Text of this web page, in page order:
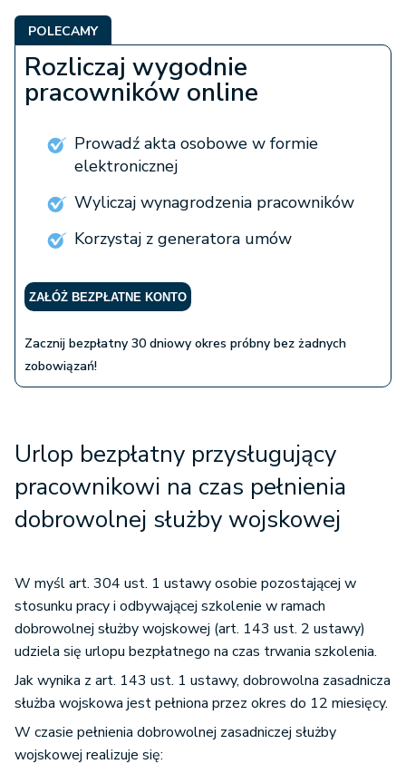
POLECAMY
Rozliczaj wygodnie
pracowników online
Prowadź akta osobowe w formie
elektronicznej
Wyliczaj wynagrodzenia pracowników
Korzystaj z generatora umów
ZAŁÓŻ BEZPŁATNE KONTO
Zacznij bezpłatny 30 dniowy okres próbny bez żadnych
zobowiązań!
Urlop bezpłatny przysługujący
pracownikowi na czas pełnienia
dobrowolnej służby wojskowej
W myśl art. 304 ust. 1 ustawy osobie pozostającej w
stosunku pracy i odbywającej szkolenie w ramach
dobrowolnej służby wojskowej (art. 143 ust. 2 ustawy)
udziela się urlopu bezpłatnego na czas trwania szkolenia.
Jak wynika z art. 143 ust. 1 ustawy, dobrowolna zasadnicza
służba wojskowa jest pełniona przez okres do 12 miesięcy.
W czasie pełnienia dobrowolnej zasadniczej służby
wojskowej realizuje się: